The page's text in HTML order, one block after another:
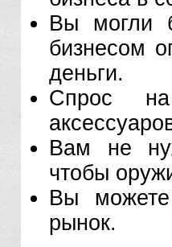
Вы могли
бизнесом
деньги.
Спрос
Вам не
чтобы
Вы
рынок.